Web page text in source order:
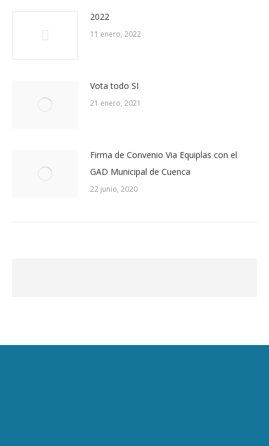
2022
11 enero, 2022
Vota todo SI
21 enero, 2021
Firma de Convenio Via Equiplas con el
GAD Municipal de Cuenca
22 junio, 2020